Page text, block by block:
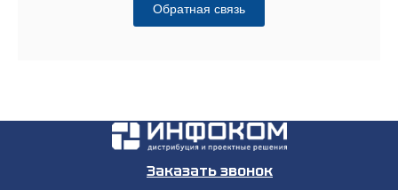
Обратная связь
Заказать звонок